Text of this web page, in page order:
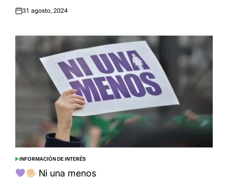
Posted
31 agosto, 2024
POSTED
IN
INFORMACIÓN DE INTERÉS
Ni una menos